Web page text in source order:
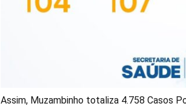
Assim, Muzambinho totaliza 4.758 Casos